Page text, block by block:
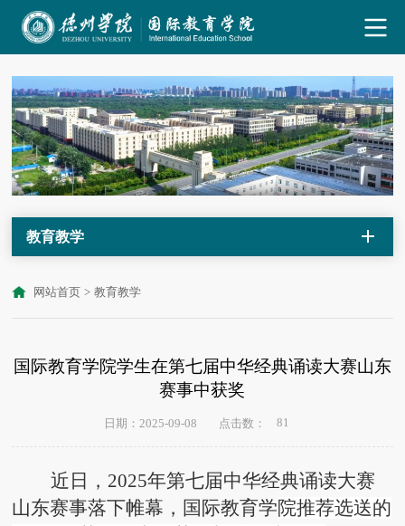
教育教学
网站首页 > 教育教学
国际教育学院学生在第七届中华经典诵读大赛山东
赛事中获奖
日期：2025-09-08 点击数： 81
近日，2025年第七届中华经典诵读大赛
山东赛事落下帷幕，国际教育学院推荐选送的